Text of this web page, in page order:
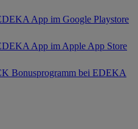
App im Google Playstore
App im Apple App Store
Bonusprogramm bei EDEKA